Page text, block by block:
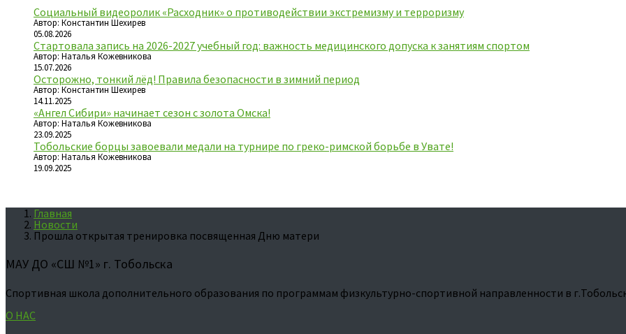
Социальный видеоролик «Расходник» о противодействии экстремизму и терроризму
Автор: Константин Шехирев
05.08.2026
Стартовала запись на 2026-2027 учебный год: важность медицинского допуска к занятиям спортом
Автор: Наталья Кожевникова
15.07.2026
Осторожно, тонкий лёд! Правила безопасности в зимний период
Автор: Константин Шехирев
14.11.2025
«Ангел Сибири» начинает сезон с золота Омска!
Автор: Наталья Кожевникова
23.09.2025
Тобольские борцы завоевали медали на турнире по греко-римской борьбе в Увате!
Автор: Наталья Кожевникова
19.09.2025
Главная
Новости
Прошла открытая тренировка посвященная Дню матери
МАУ ДО «СШ №1» г. Тобольска
Спортивная школа дополнительного образования по программам физкультурно-спортивной направленности в
О НАС